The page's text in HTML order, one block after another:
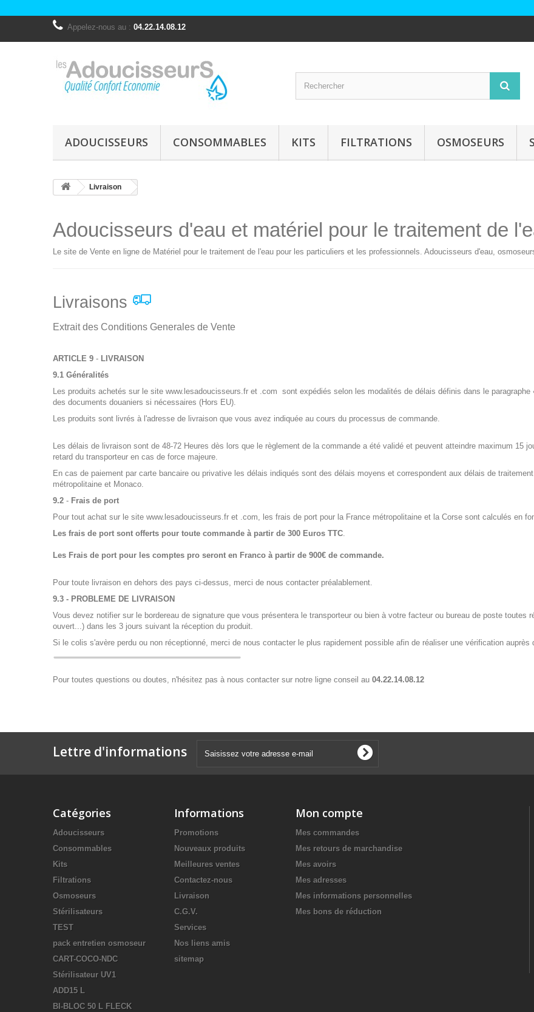
Appelez-nous au : 04.22.14.08.12
ADOUCISSEURS CONSOMMABLES KITS FILTRATIONS OSMOSEURS
Livraison
Adoucisseurs d'eau et matériel pour le traitement de
Le site de Vente en ligne de Matériel pour le traitement de l'eau pour les particuliers et les professionnels. Adoucisseurs d'eau,
Livraisons
Extrait des Conditions Generales de Vente
ARTICLE 9 - LIVRAISON
9.1 Généralités
Les produits achetés sur le site www.lesadoucisseurs.fr et .com sont expédiés selon les modalités de délais définis dans le
des documents douaniers si nécessaires (Hors EU).
Les produits sont livrés à l'adresse de livraison que vous avez indiquée au cours du processus de commande.
Les délais de livraison sont de 48-72 Heures dès lors que le règlement de la commande a été validé et peuvent atteindre maximum 15
retard du transporteur en cas de force majeure.
En cas de paiement par carte bancaire ou privative les délais indiqués sont des délais moyens et correspondent aux délais de
métropolitaine et Monaco.
9.2 - Frais de port
Pour tout achat sur le site www.lesadoucisseurs.fr et .com, les frais de port pour la France métropolitaine et la Corse sont calculés en
Les frais de port sont offerts pour toute commande à partir de 300 Euros TTC.
Les Frais de port pour les comptes pro seront en Franco à partir de 900€ de commande.
Pour toute livraison en dehors des pays ci-dessus, merci de nous contacter préalablement.
9.3 - PROBLEME DE LIVRAISON
Vous devez notifier sur le bordereau de signature que vous présentera le transporteur ou bien à votre facteur ou bureau de poste
ouvert...) dans les 3 jours suivant la réception du produit.
Si le colis s'avère perdu ou non réceptionné, merci de nous contacter le plus rapidement possible afin de réaliser une vérification
Pour toutes questions ou doutes, n'hésitez pas à nous contacter sur notre ligne conseil au 04.22.14.08.12
Lettre d'informations
Catégories
Adoucisseurs
Consommables
Kits
Filtrations
Osmoseurs
Stérilisateurs
TEST
pack entretien osmoseur
CART-COCO-NDC
Stérilisateur UV1
ADD15 L
BI-BLOC 50 L FLECK
Informations
Promotions
Nouveaux produits
Meilleures ventes
Contactez-nous
Livraison
C.G.V.
Services
Nos liens amis
sitemap
Mon compte
Mes commandes
Mes retours de marchandise
Mes avoirs
Mes adresses
Mes informations personnelles
Mes bons de réduction